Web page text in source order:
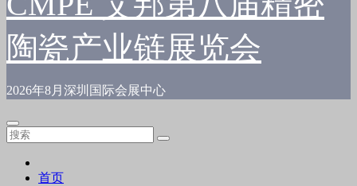
陶瓷产业链展览会
2026年8月深圳国际会展中心
首页